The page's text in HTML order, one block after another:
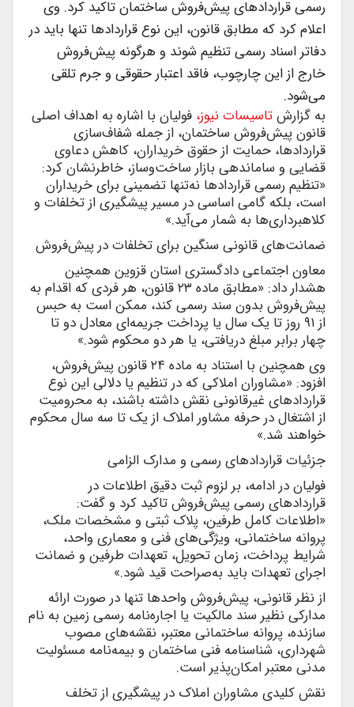
رسمی قراردادهای پیش‌فروش ساختمان تاکید کرد. وی
اعلام کرد که مطابق قانون، این نوع قراردادها تنها باید در
دفاتر اسناد رسمی تنظیم شوند و هرگونه پیش‌فروش
خارج از این چارچوب، فاقد اعتبار حقوقی و جرم تلقی
می‌شود.
به گزارشتاسیسات نیوز، فولیان با اشاره به اهداف اصلی
قانون پیش‌فروش ساختمان، از جمله شفاف‌سازی
قراردادها، حمایت از حقوق خریداران، کاهش دعاوی
قضایی و ساماندهی بازار ساخت‌وساز، خاطرنشان کرد:
«تنظیم رسمی قراردادها نه‌تنها تضمینی برای خریداران
است، بلکه گامی اساسی در مسیر پیشگیری از تخلفات و
کلاهبرداری‌ها به شمار می‌آید.»
ضمانت‌های قانونی سنگین برای تخلفات در پیش‌فروش
معاون اجتماعی دادگستری استان قزوین همچنین
هشدار داد: «مطابق ماده ۲۳ قانون، هر فردی که اقدام به
پیش‌فروش بدون سند رسمی کند، ممکن است به حبس
از ۹۱ روز تا یک سال یا پرداخت جریمه‌ای معادل دو تا
چهار برابر مبلغ دریافتی، یا هر دو محکوم شود.»
وی همچنین با استناد به ماده ۲۴ قانون پیش‌فروش،
افزود: «مشاوران املاکی که در تنظیم یا دلالی این نوع
قراردادهای غیرقانونی نقش داشته باشند، به محرومیت
از اشتغال در حرفه مشاور املاک از یک تا سه سال محکوم
خواهند شد.»
جزئیات قراردادهای رسمی و مدارک الزامی
فولیان در ادامه، بر لزوم ثبت دقیق اطلاعات در
قراردادهای رسمی پیش‌فروش تاکید کرد و گفت:
«اطلاعات کامل طرفین، پلاک ثبتی و مشخصات ملک،
پروانه ساختمانی، ویژگی‌های فنی و معماری واحد،
شرایط پرداخت، زمان تحویل، تعهدات طرفین و ضمانت
اجرای تعهدات باید به‌صراحت قید شود.»
از نظر قانونی، پیش‌فروش واحدها تنها در صورت ارائه
مدارکی نظیر سند مالکیت یا اجاره‌نامه رسمی زمین به نام
سازنده، پروانه ساختمانی معتبر، نقشه‌های مصوب
شهرداری، شناسنامه فنی ساختمان و بیمه‌نامه مسئولیت
مدنی معتبر امکان‌پذیر است.
نقش کلیدی مشاوران املاک در پیشگیری از تخلف